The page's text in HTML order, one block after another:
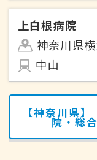
上白根病院
神奈川県
中山
【神奈川県
院・総